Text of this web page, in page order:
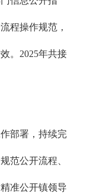
程操作规范，
。2025年共接
部署，持续完
范公开流程、
准公开镇领导